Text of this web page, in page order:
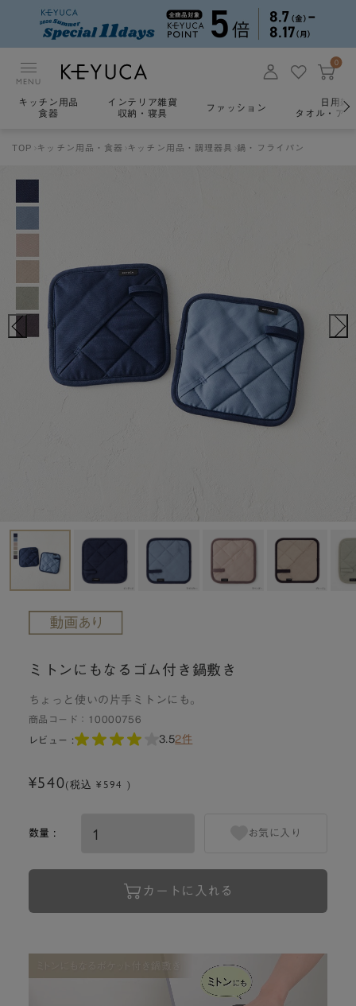
MENU
0
キッチン用品
食器
インテリア雑貨
収納・寝具
ファッション
日用雑
タオル・ア
TOP キッチン用品・食器 キッチン用品・調理器具 鍋・フライパン
ミトンにもなるゴム付き鍋敷き
ちょっと使いの片手ミトンにも。
商品コード： 10000756
レビュー : 3.52件
¥540(税込 ¥594 )
数量 :
カートに入れる
お気に入り